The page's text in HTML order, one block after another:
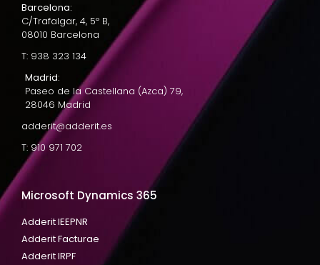
Barcelona:
C/Trafalgar, 4, 5º B,
08010 Barcelona
T: 938 323 134
Madrid:
Paseo de la Castellana (Azca) 79,
28046 Madrid
adderit@adderit.es
T: 910 971 702
Microsoft Dynamics 365
Adderit IEEPNR
Adderit Facturae
Adderit IRPF